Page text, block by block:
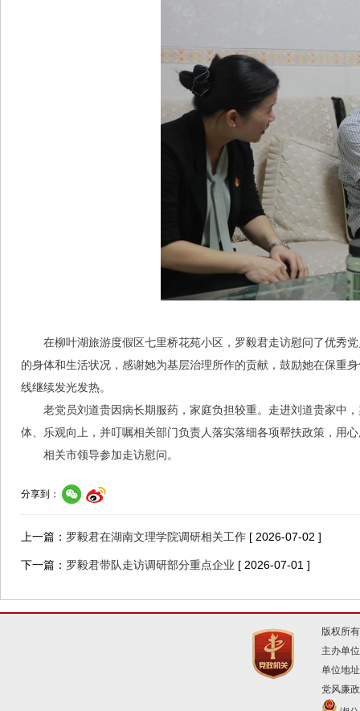
在柳叶湖旅游度假区七里桥花苑小区，罗毅君走访慰问了优秀
的身体和生活状况，感谢她为基层治理所作的贡献，鼓励她在保重
线继续发光发热。
老党员刘道贵因病长期服药，家庭负担较重。走进刘道贵家中
体、乐观向上，并叮嘱相关部门负责人落实落细各项帮扶政策，用
相关市领导参加走访慰问。
分享到：
上一篇： 罗毅君在湖南文理学院调研相关工作 [ 2026-07-02 ]
下一篇： 罗毅君带队走访调研部分重点企业 [ 2026-07-01 ]
版权所
主办单
单位地
党风廉